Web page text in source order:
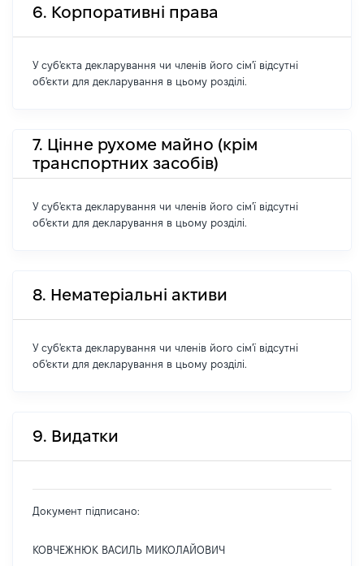
6. Корпоративні права
У суб'єкта декларування чи членів його сім'ї відсутні
об'єкти для декларування в цьому розділі.
7. Цінне рухоме майно (крім
транспортних засобів)
У суб'єкта декларування чи членів його сім'ї відсутні
об'єкти для декларування в цьому розділі.
8. Нематеріальні активи
У суб'єкта декларування чи членів його сім'ї відсутні
об'єкти для декларування в цьому розділі.
9. Видатки
Документ підписано:
КОВЧЕЖНЮК ВАСИЛЬ МИКОЛАЙОВИЧ